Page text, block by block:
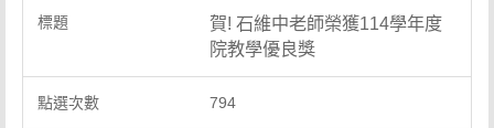
賀! 石維中老師榮獲114學年度
院教學優良獎
794